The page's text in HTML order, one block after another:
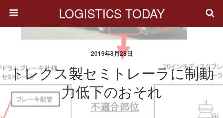
LOGISTICS TODAY
2019年8月28日
トレクス製セミトレーラに制動
力低下のおそれ